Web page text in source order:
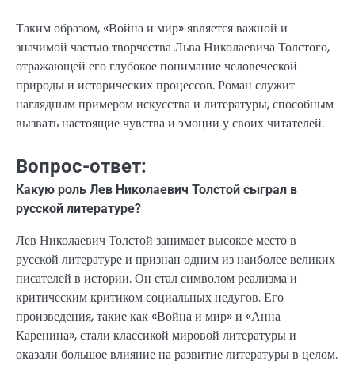
Таким образом, «Война и мир» является важной и
значимой частью творчества Льва Николаевича Толстого,
отражающей его глубокое понимание человеческой
природы и исторических процессов. Роман служит
наглядным примером искусства и литературы, способным
вызвать настоящие чувства и эмоции у своих читателей.
Вопрос-ответ:
Какую роль Лев Николаевич Толстой сыграл в
русской литературе?
Лев Николаевич Толстой занимает высокое место в
русской литературе и признан одним из наиболее великих
писателей в истории. Он стал символом реализма и
критическим критиком социальных недугов. Его
произведения, такие как «Война и мир» и «Анна
Каренина», стали классикой мировой литературы и
оказали большое влияние на развитие литературы в целом.